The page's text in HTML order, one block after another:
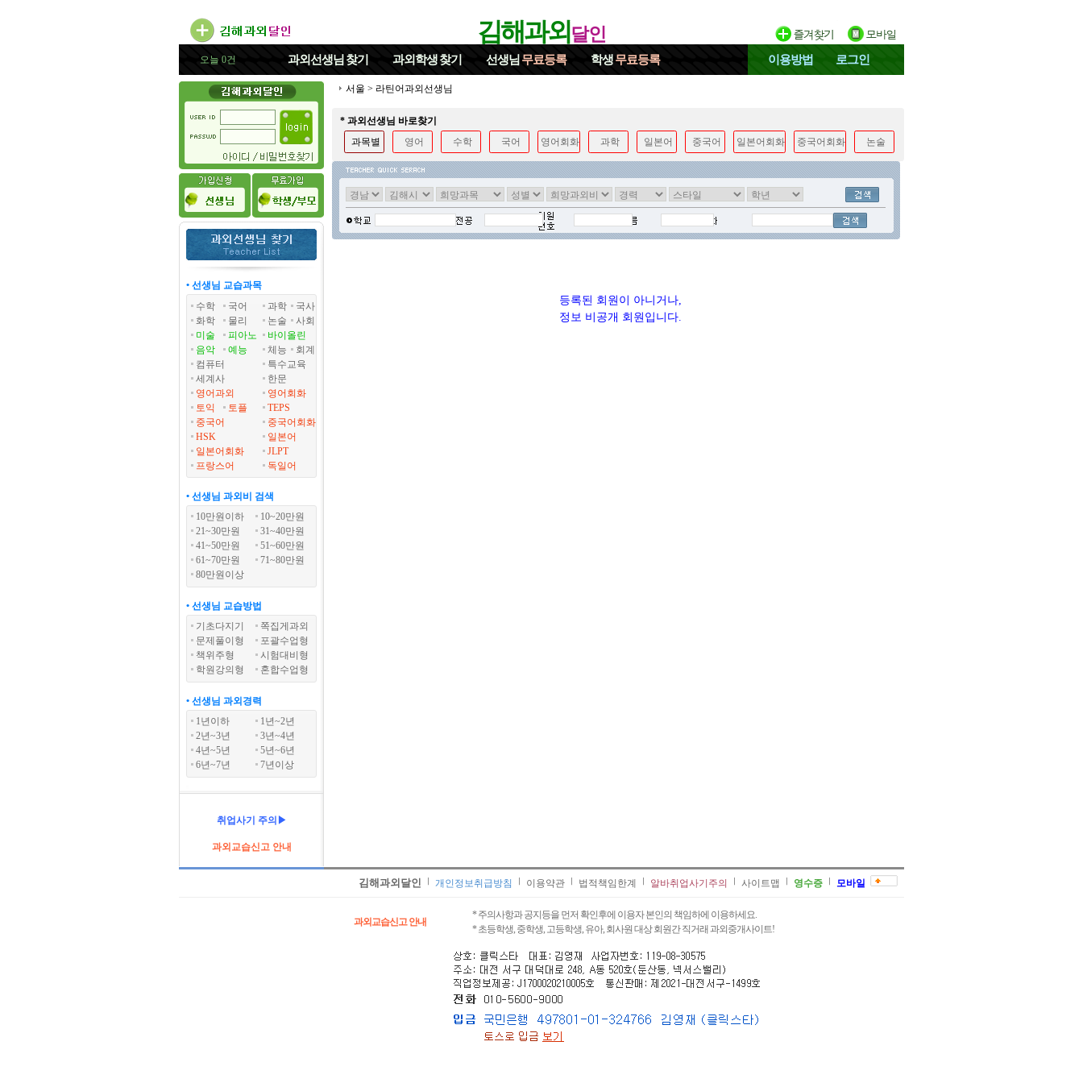
김해과외달인
오늘 0건 과외선생님 찾기 과외학생찾기 선생님 무료등록 학생무료등록 이용방법 로그인
• 선생님 교습과목
수학
국어 과학
국사
화학
물리 논술
사회
미술
피아노
바이올린
음악
예능 체능
회계
컴퓨터
특수교육
세계사
한문
영어과외
영어회화
토익
토플
TEPS
중국어
중국어회화
HSK
일본어
일본어회화
JLPT
프랑스어
독일어
• 선생님 과외비 검색
10만원이하
10~20만원
21~30만원
31~40만원
41~50만원
51~60만원
61~70만원
71~80만원
80만원이상
• 선생님 교습방법
기초다지기
쪽집게과외
문제풀이형
포괄수업형
책위주형
시험대비형
학원강의형
혼합수업형
• 선생님 과외경력
1년이하
1년~2년
2년~3년
3년~4년
4년~5년
5년~6년
6년~7년
7년이상
취업사기 주의▶
과외교습신고 안내
서울 > 라틴어과외선생님
* 과외선생님 바로찾기
과목별
영어 수학 국어 영어회화 과학 일본어 중국어 일본어회화 중국어회화 논술
등록된 회원이 아니거나,
정보 비공개 회원입니다.
김해과외달인 개인정보취급방침 이용약관 법적책임한계 알바취업사기주의 사이트맵 영수증 모바일
과외교습신고 안내
* 주의사항과 공지등을 먼저 확인후에 이용자 본인의 책임하에 이용하세요.
* 초등학생, 중학생, 고등학생, 유아, 회사원 대상 회원간 직거래 과외중개사이트!